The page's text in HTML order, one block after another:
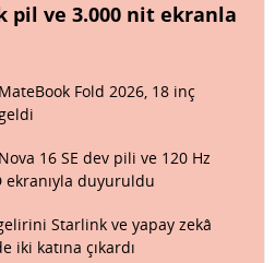
pil ve 3.000 nit ekranla
Fold 2026, 18 inç
16 SE dev pili ve 120 Hz
ekranıyla duyuruldu
Starlink ve yapay zekâ
iki katına çıkardı